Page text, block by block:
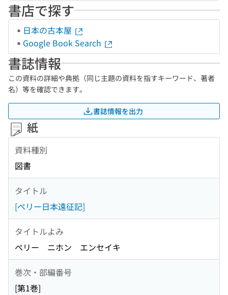
書店で探す
日本の古本屋
Google Book Search
書誌情報
この資料の詳細や典拠（同じ主題の資料を指すキーワード、著者
名）等を確認できます。
書誌情報を出力
紙
資料種別
図書
タイトル
[ペリー日本遠征記]
タイトルよみ
ペリー ニホン エンセイキ
巻次・部編番号
[第1巻]